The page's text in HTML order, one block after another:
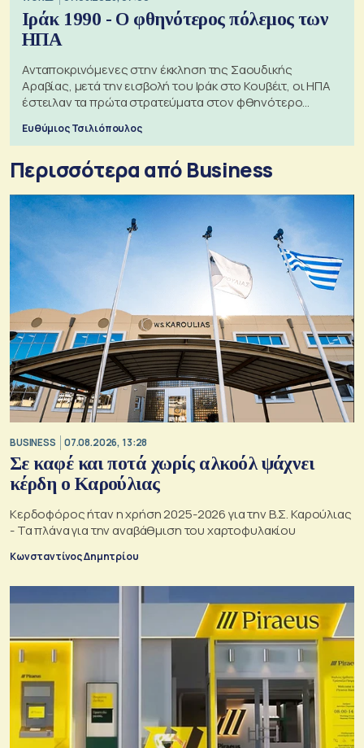
Ιράκ 1990 - Ο φθηνότερος πόλεμος των
ΗΠΑ
Ανταποκρινόμενες στην έκκληση της Σαουδικής
Αραβίας, μετά την εισβολή του Ιράκ στο Κουβέιτ, οι ΗΠΑ
έστειλαν τα πρώτα στρατεύματα στον φθηνότερο
Ευθύμιος Τσιλιόπουλος
Περισσότερα από Business
BUSINESS 07.08.2026, 13:28
Σε καφέ και ποτά χωρίς αλκοόλ ψάχνει
κέρδη ο Καρούλιας
Κερδοφόρος ήταν η χρήση 2025-2026 για την Β.Σ. Καρούλιας
- Τα πλάνα για την αναβάθμιση του χαρτοφυλακίου
Κωνσταντίνος Δημητρίου